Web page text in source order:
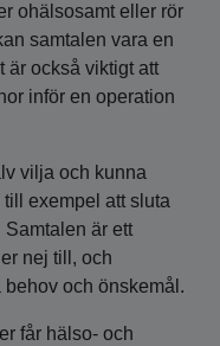
ohälsosamt eller rör
samtalen vara en
är också viktigt att
inför en operation
vilja och kunna
exempel att sluta
är ett
nej till, och
och önskemål.
får hälso- och